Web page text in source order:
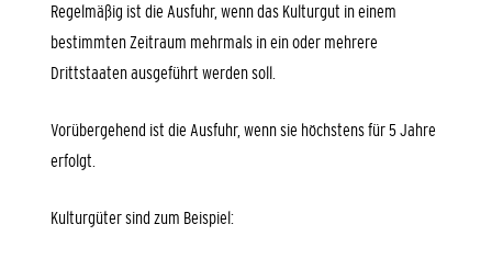
Regelmäßig ist die Ausfuhr, wenn das Kulturgut in einem
bestimmten Zeitraum mehrmals in ein oder mehrere
Drittstaaten ausgeführt werden soll.
Vorübergehend ist die Ausfuhr, wenn sie höchstens für 5 Jahre
erfolgt.
Kulturgüter sind zum Beispiel: